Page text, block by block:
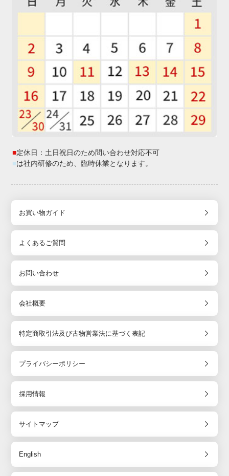
■定休日：土日祝日のため問い合わせ対応不可
■は社内研修のため、臨時休業となります。
お買い物ガイド
よくあるご質問
お問い合わせ
会社概要
特定商取引法及び古物営業法に基づく表記
プライバシーポリシー
採用情報
サイトマップ
English